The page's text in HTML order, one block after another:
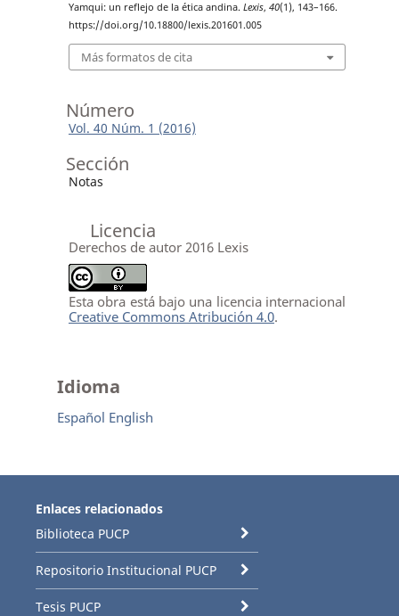
Yamqui: un reflejo de la ética andina. Lexis, 40(1), 143–166.
https://doi.org/10.18800/lexis.201601.005
Más formatos de cita
Número
Vol. 40 Núm. 1 (2016)
Sección
Notas
Licencia
Derechos de autor 2016 Lexis
Esta obra está bajo una licencia internacional
Creative Commons Atribución 4.0.
Idioma
Español English
Enlaces relacionados
Biblioteca PUCP
Repositorio Institucional PUCP
Tesis PUCP